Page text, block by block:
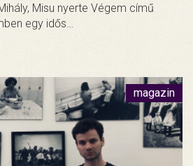
Misu nyerte Végem című
egy idős…
magazin